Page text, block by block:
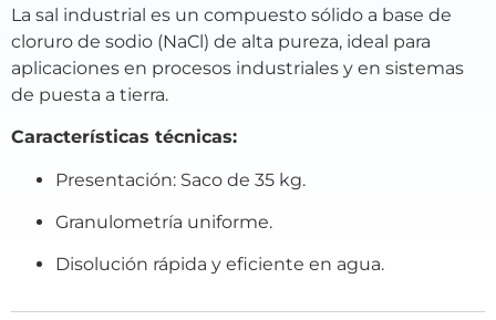
La sal industrial es un compuesto sólido a base de
cloruro de sodio (NaCl) de alta pureza, ideal para
aplicaciones en procesos industriales y en sistemas
de puesta a tierra.
Características técnicas:
Presentación: Saco de 35 kg.
Granulometría uniforme.
Disolución rápida y eficiente en agua.